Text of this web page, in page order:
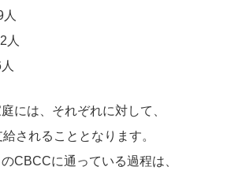
人
には、それぞれに対して、
されることとなります。
CBCCに通っている過程は、